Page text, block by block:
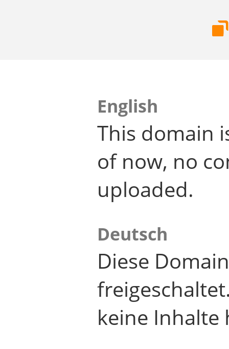
English
This domain
of now, no
uploaded.
Deutsch
Diese
keine Inhalte